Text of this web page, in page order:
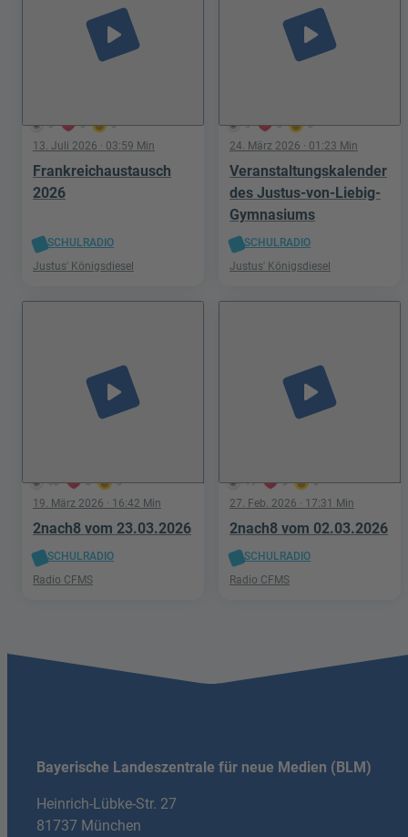
3 0 0
play_arrow
13. Juli 2026 · 03:59 Min
Frankreichaustausch
2026
SCHULRADIO
Justus' Königsdiesel
5 0 0
play_arrow
24. März 2026 · 01:23 Min
Veranstaltungskalender
des Justus-von-Liebig-
Gymnasiums
SCHULRADIO
Justus' Königsdiesel
58 0 0
play_arrow
19. März 2026 · 16:42 Min
2nach8 vom 23.03.2026
SCHULRADIO
Radio CFMS
19 0 0
play_arrow
27. Feb. 2026 · 17:31 Min
2nach8 vom 02.03.2026
SCHULRADIO
Radio CFMS
Bayerische Landeszentrale für neue Medien (BLM)
Heinrich-Lübke-Str. 27
81737 München